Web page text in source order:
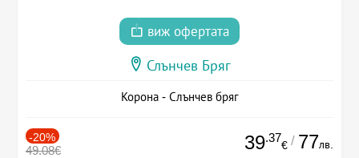
виж офертата
Слънчев Бряг
Корона - Слънчев бряг
-20%
49.08€ 39.37
€ / 77лв.